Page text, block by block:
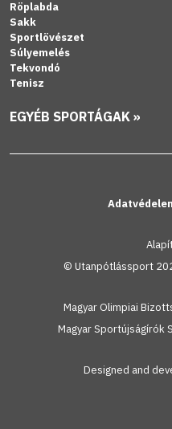
Röplabda
Sakk
Sportlövészet
Súlyemelés
Tekvondó
Tenisz
EGYÉB SPORTÁGAK »
© Utanpótlássport
Magyar Olimpiai
Magyar Sportújságírók
Designed and